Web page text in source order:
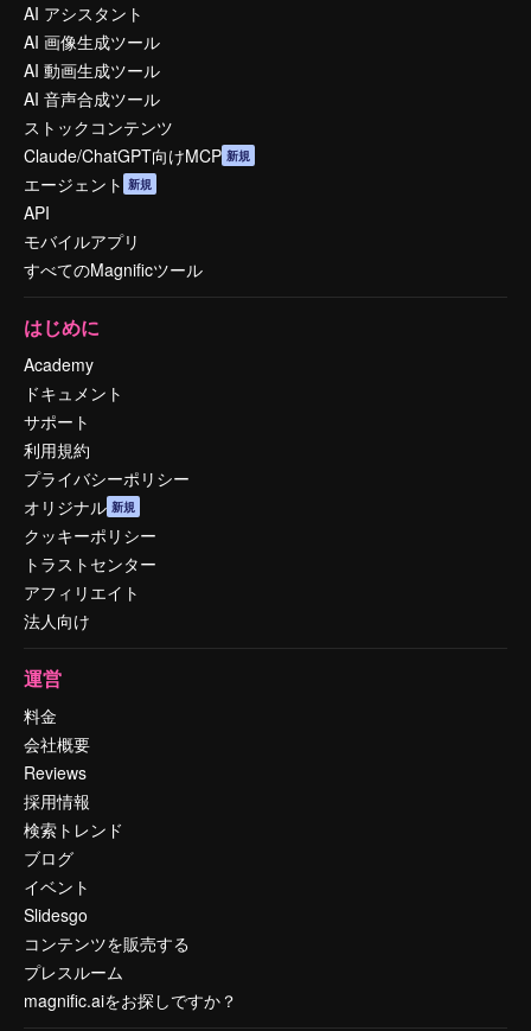
AI アシスタント
AI 画像生成ツール
AI 動画生成ツール
AI 音声合成ツール
ストックコンテンツ
Claude/ChatGPT向けMCP 新規
エージェント 新規
API
モバイルアプリ
すべてのMagnificツール
はじめに
Academy
ドキュメント
サポート
利用規約
プライバシーポリシー
オリジナル 新規
クッキーポリシー
トラストセンター
アフィリエイト
法人向け
運営
料金
会社概要
Reviews
採用情報
検索トレンド
ブログ
イベント
Slidesgo
コンテンツを販売する
プレスルーム
magnific.aiをお探しですか？